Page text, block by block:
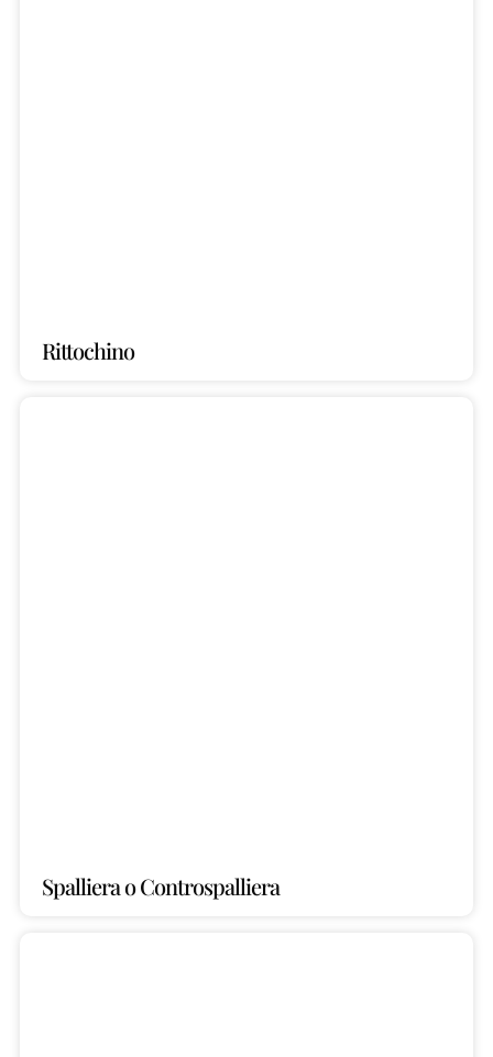
Rittochino
Spalliera o Controspalliera